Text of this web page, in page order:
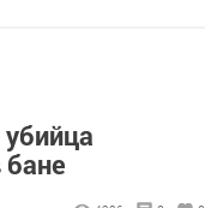
бане